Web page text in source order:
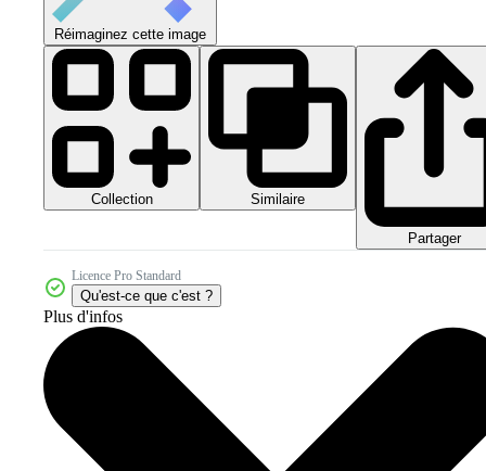
Réimaginez cette image
Collection Similaire
Partager
Licence Pro Standard
Qu'est-ce que c'est ?
Plus d'infos